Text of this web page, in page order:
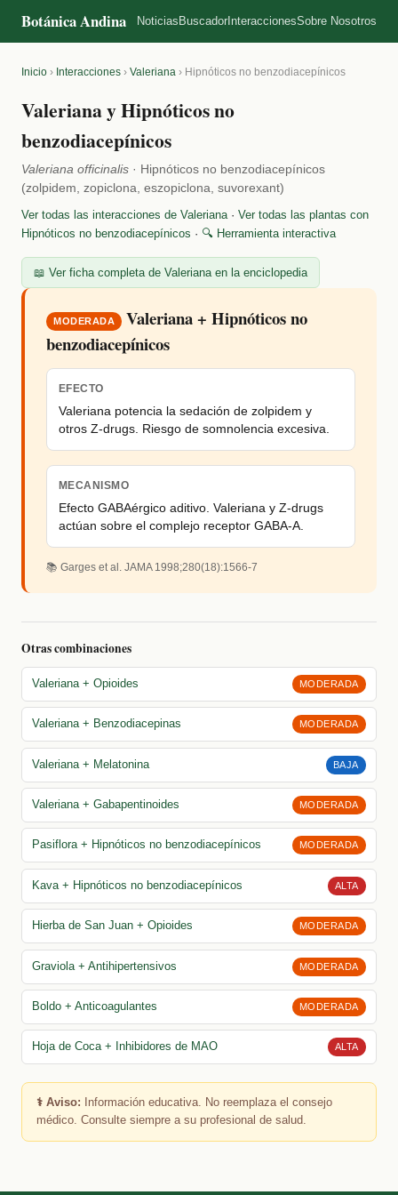
Botánica Andina Noticias Buscador InteraccionesSobre Nosotros
Inicio › Interacciones › Valeriana › Hipnóticos no benzodiacepínicos
Valeriana y Hipnóticos no
benzodiacepínicos
Valeriana officinalis · Hipnóticos no benzodiacepínicos
(zolpidem, zopiclona, eszopiclona, suvorexant)
Ver todas las interacciones de Valeriana· Ver todas las plantas con
Hipnóticos no benzodiacepínicos · 🔍 Herramienta interactiva
📖 Ver ficha completa de Valeriana en la enciclopedia
MODERADA
Valeriana + Hipnóticos no
benzodiacepínicos
EFECTO
Valeriana potencia la sedación de zolpidem y
otros Z-drugs. Riesgo de somnolencia excesiva.
MECANISMO
Efecto GABAérgico aditivo. Valeriana y Z-drugs
actúan sobre el complejo receptor GABA-A.
📚 Garges et al. JAMA 1998;280(18):1566-7
Otras combinaciones
Valeriana + Opioides MODERADA
Valeriana + Benzodiacepinas MODERADA
Valeriana + Melatonina BAJA
Valeriana + Gabapentinoides MODERADA
Pasiflora + Hipnóticos no benzodiacepínicos MODERADA
Kava + Hipnóticos no benzodiacepínicos ALTA
Hierba de San Juan + Opioides MODERADA
Graviola + Antihipertensivos MODERADA
Boldo + Anticoagulantes MODERADA
Hoja de Coca + Inhibidores de MAO ALTA
⚕️ Aviso: Información educativa. No reemplaza el consejo
médico. Consulte siempre a su profesional de salud.